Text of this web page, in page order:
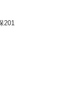
201